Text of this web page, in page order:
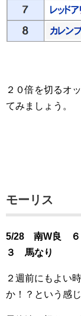
２０倍を切るオ
てみましょう。
モーリス
5/28 南W良 ６
３ 馬なり
２週前にもよい
か！？という感じ